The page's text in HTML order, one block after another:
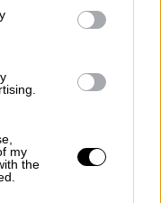
my
the
τα πολιτικά
έχει
ότι
έγκλημα.
συστάθηκε
επιτροπή.